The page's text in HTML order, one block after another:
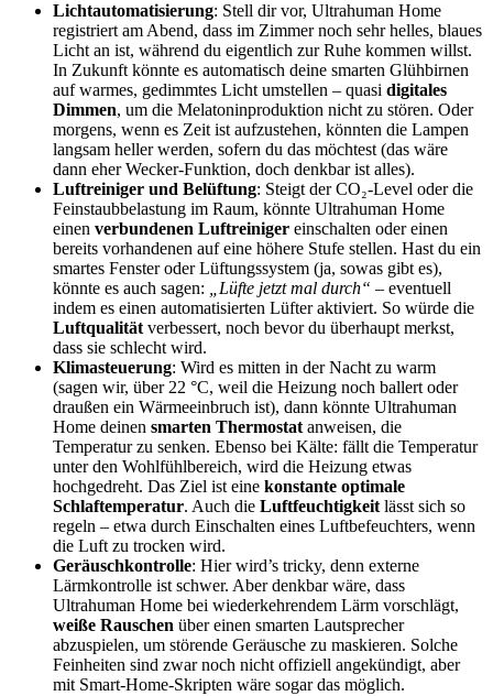
Lichtautomatisierung: Stell dir vor, Ultrahuman Home
registriert am Abend, dass im Zimmer noch sehr helles, blaues
Licht an ist, während du eigentlich zur Ruhe kommen willst.
In Zukunft könnte es automatisch deine smarten Glühbirnen
auf warmes, gedimmtes Licht umstellen – quasi digitales
Dimmen, um die Melatoninproduktion nicht zu stören. Oder
morgens, wenn es Zeit ist aufzustehen, könnten die Lampen
langsam heller werden, sofern du das möchtest (das wäre
dann eher Wecker-Funktion, doch denkbar ist alles).
Luftreiniger und Belüftung: Steigt der CO₂-Level oder die
Feinstaubbelastung im Raum, könnte Ultrahuman Home
einen verbundenen Luftreiniger einschalten oder einen
bereits vorhandenen auf eine höhere Stufe stellen. Hast du ein
smartes Fenster oder Lüftungssystem (ja, sowas gibt es),
könnte es auch sagen:
„Lüfte jetzt mal durch“ – eventuell
indem es einen automatisierten Lüfter aktiviert. So würde die
Luftqualität verbessert, noch bevor du überhaupt merkst,
dass sie schlecht wird.
Klimasteuerung: Wird es mitten in der Nacht zu warm
(sagen wir, über 22 °C, weil die Heizung noch ballert oder
draußen ein Wärmeeinbruch ist), dann könnte Ultrahuman
Home deinen smarten Thermostat anweisen, die
Temperatur zu senken. Ebenso bei Kälte: fällt die Temperatur
unter den Wohlfühlbereich, wird die Heizung etwas
hochgedreht. Das Ziel ist eine konstante optimale
Schlaftemperatur. Auch die Luftfeuchtigkeit lässt sich so
regeln – etwa durch Einschalten eines Luftbefeuchters, wenn
die Luft zu trocken wird.
Geräuschkontrolle: Hier wird’s tricky, denn externe
Lärmkontrolle ist schwer. Aber denkbar wäre, dass
Ultrahuman Home bei wiederkehrendem Lärm vorschlägt,
weiße Rauschen über einen smarten Lautsprecher
abzuspielen, um störende Geräusche zu maskieren. Solche
Feinheiten sind zwar noch nicht offiziell angekündigt, aber
mit Smart-Home-Skripten wäre sogar das möglich.